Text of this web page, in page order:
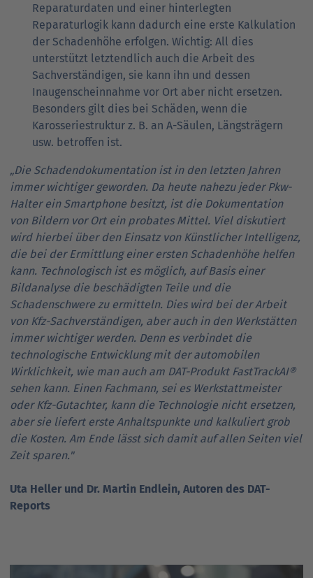
Reparaturdaten und einer hinterlegten
Reparaturlogik kann dadurch eine erste Kalkulation
der Schadenhöhe erfolgen. Wichtig: All dies
unterstützt letztendlich auch die Arbeit des
Sachverständigen, sie kann ihn und dessen
Inaugenscheinnahme vor Ort aber nicht ersetzen.
Besonders gilt dies bei Schäden, wenn die
Karosseriestruktur z. B. an A-Säulen, Längsträgern
usw. betroffen ist.
„Die Schadendokumentation ist in den letzten Jahren
immer wichtiger geworden. Da heute nahezu jeder Pkw-
Halter ein Smartphone besitzt, ist die Dokumentation
von Bildern vor Ort ein probates Mittel. Viel diskutiert
wird hierbei über den Einsatz von Künstlicher Intelligenz,
die bei der Ermittlung einer ersten Schadenhöhe helfen
kann. Technologisch ist es möglich, auf Basis einer
Bildanalyse die beschädigten Teile und die
Schadenschwere zu ermitteln. Dies wird bei der Arbeit
von Kfz-Sachverständigen, aber auch in den Werkstätten
immer wichtiger werden. Denn es verbindet die
technologische Entwicklung mit der automobilen
Wirklichkeit, wie man auch am DAT-Produkt FastTrackAI®
sehen kann. Einen Fachmann, sei es Werkstattmeister
oder Kfz-Gutachter, kann die Technologie nicht ersetzen,
aber sie liefert erste Anhaltspunkte und kalkuliert grob
die Kosten. Am Ende lässt sich damit auf allen Seiten viel
Zeit sparen."
Uta Heller und Dr. Martin Endlein, Autoren des DAT-
Reports